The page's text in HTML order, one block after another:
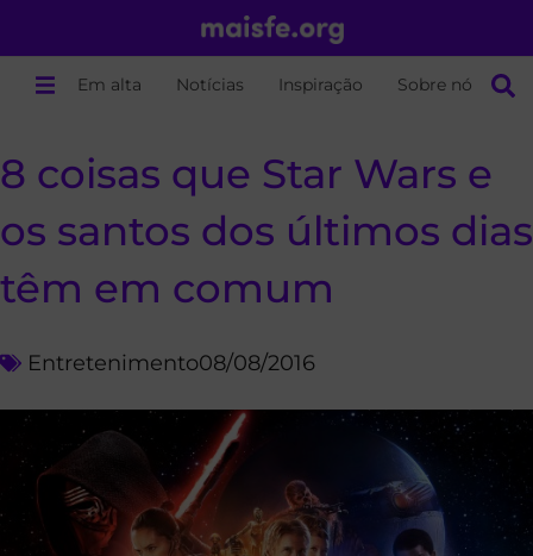
Em alta Notícias Inspiração Sobre nós
8 coisas que Star Wars e
os santos dos últimos dias
têm em comum
Entretenimento08/08/2016